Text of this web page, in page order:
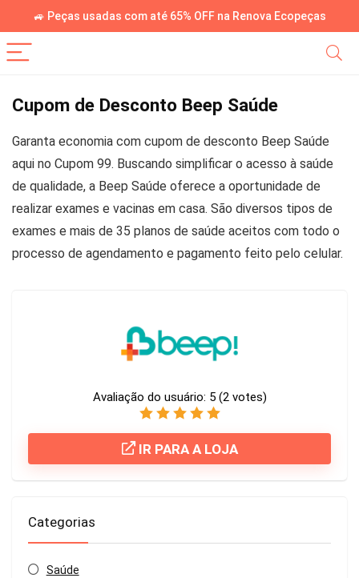
🚙 Peças usadas com até 65% OFF na Renova Ecopeças
Cupom de Desconto Beep Saúde
Garanta economia com cupom de desconto Beep Saúde
aqui no Cupom 99. Buscando simplificar o acesso à saúde
de qualidade, a Beep Saúde oferece a oportunidade de
realizar exames e vacinas em casa. São diversos tipos de
exames e mais de 35 planos de saúde aceitos com todo o
processo de agendamento e pagamento feito pelo celular.
Avaliação do usuário: 5 (2votes)
IR PARA A LOJA
Categorias
Saúde